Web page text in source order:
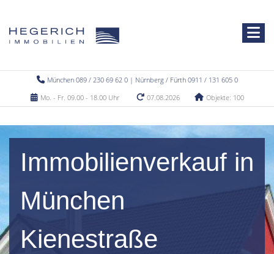
München 089 / 230 69 62 0 | Nürnberg / Fürth 0911 / 131 605 0
Mo. - Fr. 09.00 - 18.00 Uhr
07.08.2026 Objekte: 100
Immobilienverkauf in
München
Kienestraße